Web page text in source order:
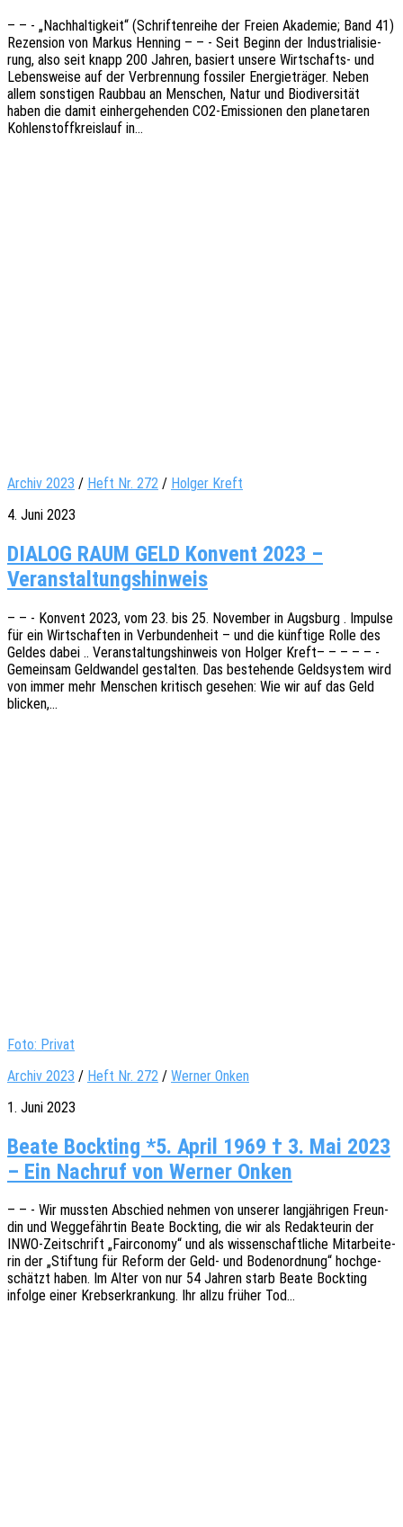
– – - „Nach­hal­tig­keit“ (Schrif­ten­rei­he der Freien Akade­mie; Band 41)
Rezen­si­on von Markus Henning – – - Seit Beginn der Indus­tria­li­sie­
rung, also seit knapp 200 Jahren, basiert unsere Wirt­­schafts- und
Lebens­wei­se auf der Verbren­nung fossi­ler Ener­gie­trä­ger. Neben
allem sons­ti­gen Raub­bau an Menschen, Natur und Biodi­ver­si­tät
haben die damit einher­ge­hen­den CO2-Emis­­sio­­nen den plane­ta­ren
Kohlen­stoff­kreis­lauf in…
Archiv 2023 / Heft Nr. 272 / Holger Kreft
4. Juni 2023
DIALOG RAUM GELD Konvent 2023 –
Veranstaltungshinweis
– – - Konvent 2023, vom 23. bis 25. Novem­ber in Augs­burg . Impul­se
für ein Wirt­schaf­ten in Verbun­den­heit – und die künf­ti­ge Rolle des
Geldes dabei .. Veran­stal­tungs­hin­weis von Holger Kreft– – – – – -
Gemein­sam Geld­wan­del gestal­ten. Das bestehen­de Geld­sys­tem wird
von immer mehr Menschen kritisch gese­hen: Wie wir auf das Geld
blicken,…
Foto: Privat
Archiv 2023 / Heft Nr. 272 / Werner Onken
1. Juni 2023
Beate Bockting *5. April 1969 † 3. Mai 2023
– Ein Nachruf von Werner Onken
– – - Wir muss­ten Abschied nehmen von unse­rer lang­jäh­ri­gen Freun­
din und Weggefährtin Beate Bock­ting, die wir als Redak­teu­rin der
INWO-Zeit­­schrift „Fair­co­no­my“ und als wissen­schaft­li­che Mitar­bei­te­
rin der „Stif­tung für Reform der Geld- und Boden­ord­nung“ hoch­ge­
schätzt haben. Im Alter von nur 54 Jahren starb Beate Bock­ting
infol­ge einer Krebs­er­kran­kung. Ihr allzu früher Tod…